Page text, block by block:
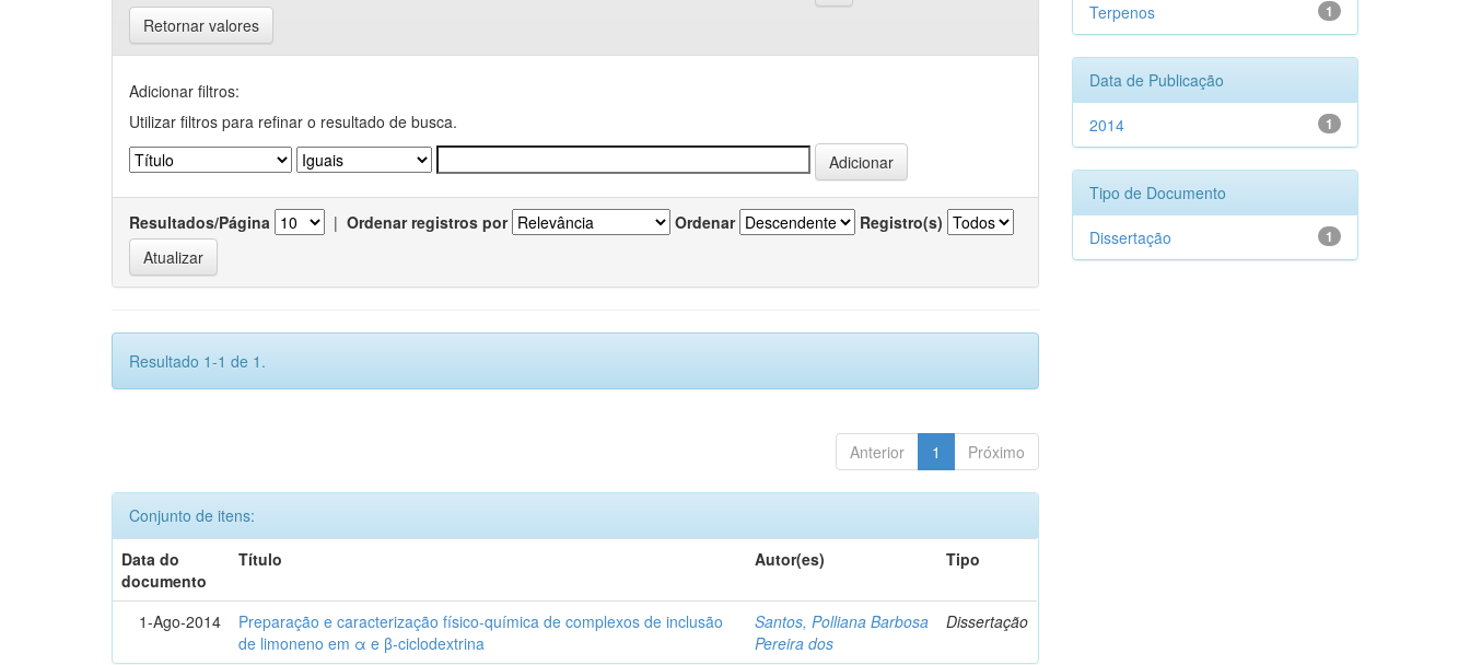
Retornar valores
Adicionar filtros:
Utilizar filtros para refinar o resultado de busca.
Resultados/Página | Ordenar registros por Ordenar Registro(s)
Resultado 1-1 de 1.
Anterior 1 Próximo
Conjunto de itens:
Data do
documento
Título Autor(es) Tipo
1-Ago-2014
Preparação e caracterização físico-química de complexos de inclusão
de limoneno em α e β-ciclodextrina
Santos, Polliana Barbosa
Pereira dos
Dissertação
1
Terpenos
Data de Publicação
1
2014
Tipo de Documento
1
Dissertação